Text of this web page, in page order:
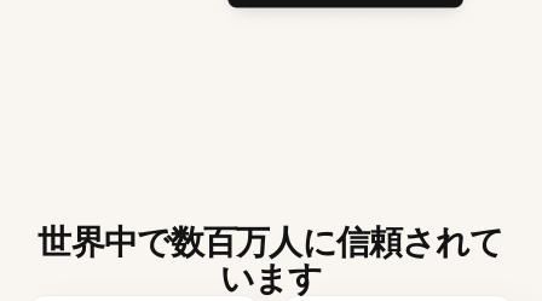
世界中で数百万人に信頼されて
います